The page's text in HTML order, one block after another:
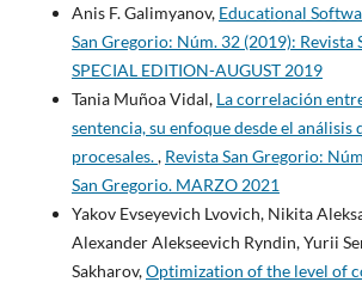
Anis F. Galimyanov, Educational
San Gregorio: Núm. 32 (2019): Revista
SPECIAL EDITION-AUGUST 2019
Tania Muñoa Vidal, La correlación
sentencia, su enfoque desde el análisis
procesales., Revista San Gregorio:
San Gregorio. MARZO 2021
Yakov Evseyevich Lvovich, Nikita
Alexander Alekseevich Ryndin, Yurii
Sakharov,Optimization of the level of